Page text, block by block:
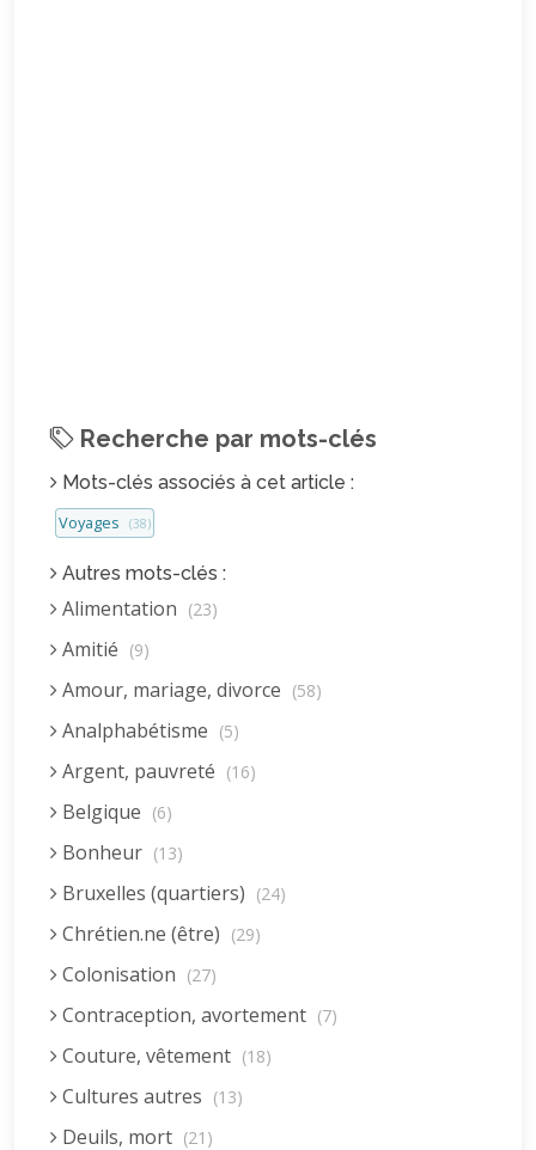
Recherche par mots-clés
Mots-clés associés à cet article :
Voyages (38)
Autres mots-clés :
Alimentation (23)
Amitié (9)
Amour, mariage, divorce (58)
Analphabétisme (5)
Argent, pauvreté (16)
Belgique (6)
Bonheur (13)
Bruxelles (quartiers) (24)
Chrétien.ne (être) (29)
Colonisation (27)
Contraception, avortement (7)
Couture, vêtement (18)
Cultures autres (13)
Deuils, mort (21)